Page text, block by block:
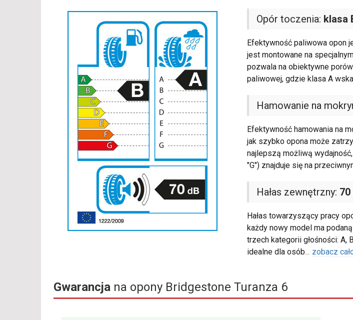
Opór toczenia: klasa
Efektywność paliwowa opon
jest montowane na
pozwala na obiektywne
paliwowej, gdzie klasa A
Hamowanie na
Efektywność hamowania na
jak szybko opona może
najlepszą możliwą
"G") znajduje się na
Hałas zewnętrzny:
Hałas towarzyszący pracy
każdy nowy model ma
trzech kategorii głośności: A,
idealne dla osób... zobacz
Gwarancja na opony Bridgestone Turanza 6